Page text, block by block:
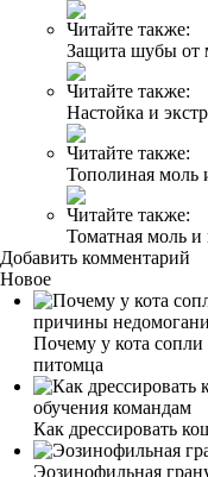
Читайте также:
Защита шубы от
Читайте также:
Настойка и
Читайте также:
Тополиная моль
Читайте также:
Томатная моль
Добавить комментарий
Новое
Почему у кота
питомца
Как дрессировать
Эозинофильная